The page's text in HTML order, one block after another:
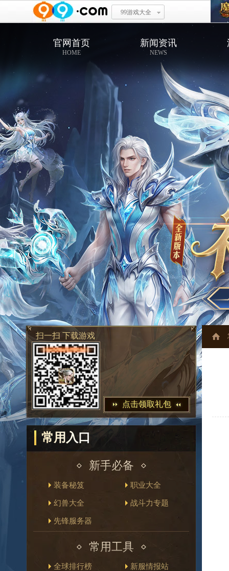
99游戏大全
官网首页
HOME
新闻资讯
NEWS
扫一扫 下载游戏
点击领取礼包
常用入口
新手必备
装备秘笈 职业大全
幻兽大全 战斗力专题
先锋服务器
常用工具
全球排行榜 新服情报站